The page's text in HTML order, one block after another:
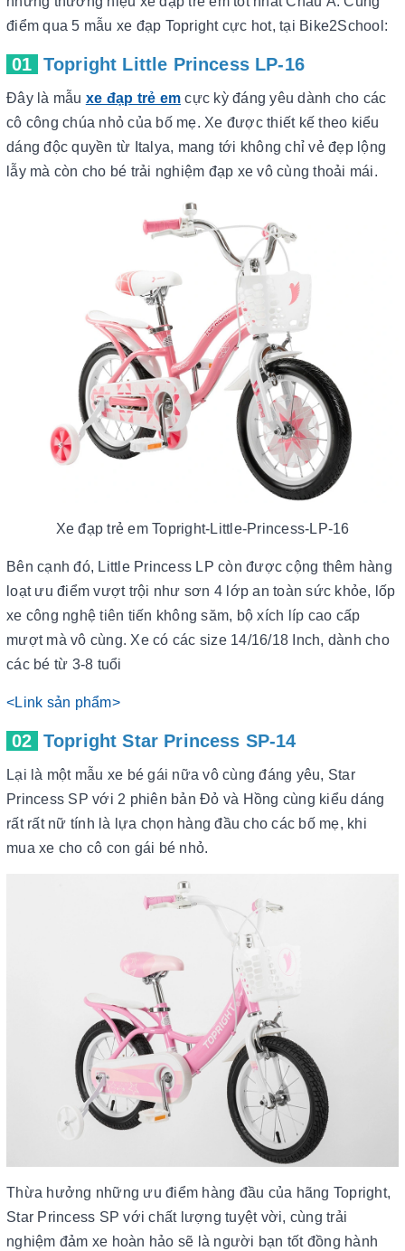
điểm qua 5 mẫu xe đạp Topright cực hot, tại Bike2School:
01 Topright Little Princess LP-16
Đây là mẫu xe đạp trẻ em cực kỳ đáng yêu dành cho các
cô công chúa nhỏ của bố mẹ. Xe được thiết kế theo kiểu
dáng độc quyền từ Italya, mang tới không chỉ vẻ đẹp lộng
lẫy mà còn cho bé trải nghiệm đạp xe vô cùng thoải mái.
Xe đạp trẻ em Topright-Little-Princess-LP-16
Bên cạnh đó, Little Princess LP còn được cộng thêm hàng
loạt ưu điểm vượt trội như sơn 4 lớp an toàn sức khỏe, lốp
xe công nghệ tiên tiến không săm, bộ xích líp cao cấp
mượt mà vô cùng. Xe có các size 14/16/18 Inch, dành cho
các bé từ 3-8 tuổi
<Link sản phẩm>
02 Topright Star Princess SP-14
Lại là một mẫu xe bé gái nữa vô cùng đáng yêu, Star
Princess SP với 2 phiên bản Đỏ và Hồng cùng kiểu dáng
rất rất nữ tính là lựa chọn hàng đầu cho các bố mẹ, khi
mua xe cho cô con gái bé nhỏ.
Thừa hưởng những ưu điểm hàng đầu của hãng Topright,
Star Princess SP với chất lượng tuyệt vời, cùng trải
nghiệm đảm xe hoàn hảo sẽ là người bạn tốt đồng hành